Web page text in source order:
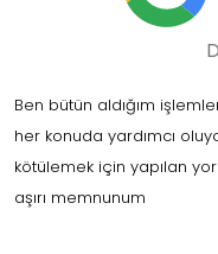
Ben bütün aldığım
her konuda yardımcı
kötülemek için yapılan
aşırı memnunum